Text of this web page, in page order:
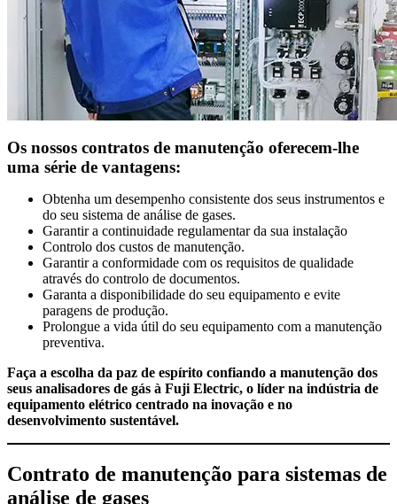
Os nossos contratos de manutenção oferecem-lhe
uma série de vantagens:
Obtenha um desempenho consistente dos seus instrumentos e
do seu sistema de análise de gases.
Garantir a continuidade regulamentar da sua instalação
Controlo dos custos de manutenção.
Garantir a conformidade com os requisitos de qualidade
através do controlo de documentos.
Garanta a disponibilidade do seu equipamento e evite
paragens de produção.
Prolongue a vida útil do seu equipamento com a manutenção
preventiva.
Faça a escolha da paz de espírito confiando a manutenção dos
seus analisadores de gás à Fuji Electric, o líder na indústria de
equipamento elétrico centrado na inovação e no
desenvolvimento sustentável.
Contrato de manutenção para sistemas de
análise de gases